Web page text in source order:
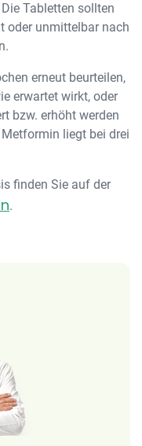
Tabletten sollten
oder unmittelbar nach
erneut beurteilen,
erwartet wirkt, oder
bzw. erhöht werden
liegt bei drei
finden Sie auf der
.